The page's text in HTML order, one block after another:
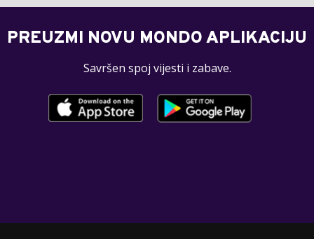
PREUZMI NOVU MONDO APLIKACIJU
Savršen spoj vijesti i zabave.